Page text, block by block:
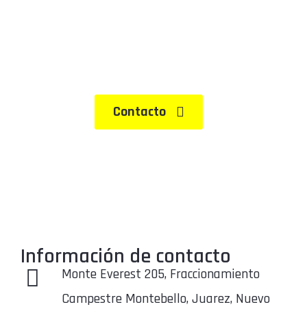
Contacto
Información de contacto
Monte Everest 205, Fraccionamiento
Campestre Montebello, Juarez, Nuevo